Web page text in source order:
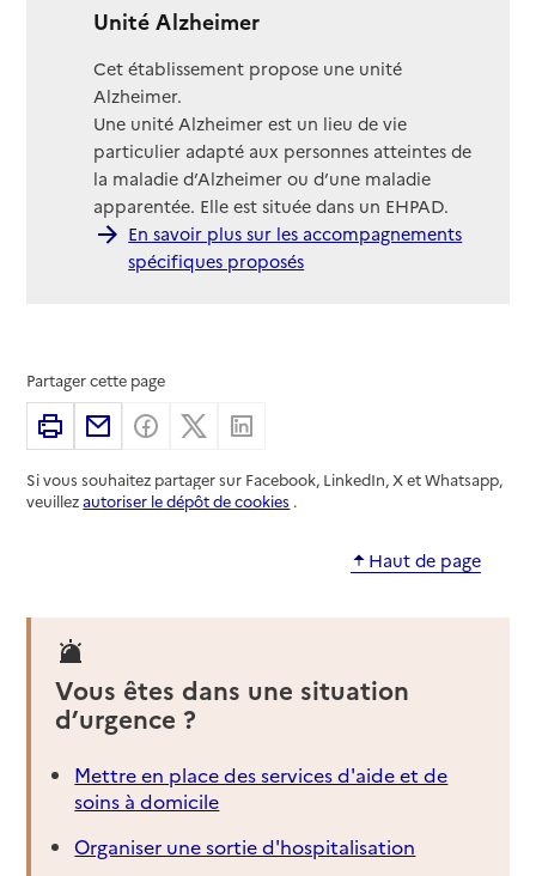
Unité Alzheimer
Cet établissement propose une unité
Alzheimer.
Une unité Alzheimer est un lieu de vie
particulier adapté aux personnes atteintes de
la maladie d’Alzheimer ou d’une maladie
apparentée. Elle est située dans un EHPAD.
En savoir plus sur les accompagnements
spécifiques proposés
Partager cette page
ImprimerPartager par email
Partager sur Facebook
Partager sur X
Si vous souhaitez partager sur Facebook, LinkedIn, X et Whatsapp,
veuillezautoriser le dépôt de cookies .
Haut de page
Vous êtes dans une situation
d’urgence ?
Mettre en place des services d'aide et de
soins à domicile
Organiser une sortie d'hospitalisation